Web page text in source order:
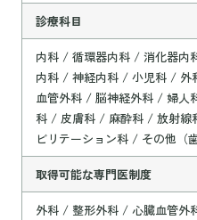
診療科目
内科 / 循環器内科 / 消化器内
内科 / 神経内科 / 小児科 /
血管外科 / 脳神経外科 / 婦
科 / 皮膚科 / 麻酔科 / 放射
ビリテーション科 / その他（
取得可能な専門医制度
外科 / 整形外科 / 心臓血管